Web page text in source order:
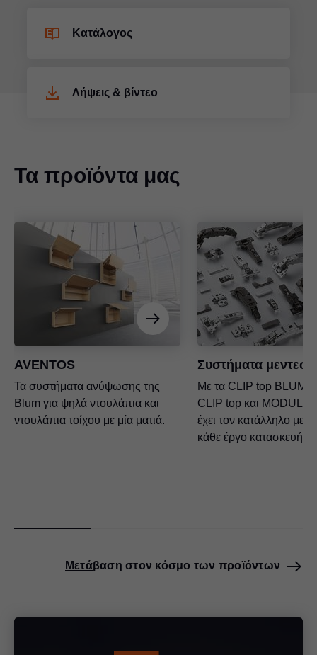
Κατάλογος
Λήψεις & βίντεο
Τα προϊόντα μας
Μετάβαση στον κόσμο των προϊόντων
AVENTOS
Τα συστήματα ανύψωσης της
Blum για ψηλά ντουλάπια και
ντουλάπια τοίχου με μία ματιά.
Συστήματα
Με τα CLIP top
CLIP top και MODUL,
έχει τον κατάλληλο
κάθε έργο κατασκευής